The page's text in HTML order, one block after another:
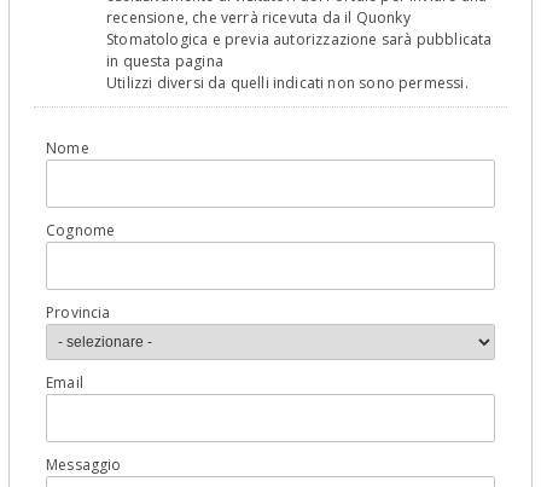
recensione, che verrà ricevuta da il Quonky
Stomatologica e previa autorizzazione sarà pubblicata
in questa pagina
Utilizzi diversi da quelli indicati non sono permessi.
Nome
Cognome
Provincia
Email
Messaggio